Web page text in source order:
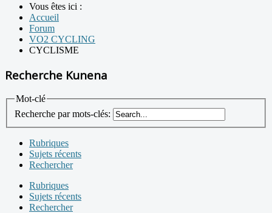
Vous êtes ici :
Accueil
Forum
VO2 CYCLING
CYCLISME
Recherche Kunena
Mot-clé
Recherche par mots-clés:
Rubriques
Sujets récents
Rechercher
Rubriques
Sujets récents
Rechercher